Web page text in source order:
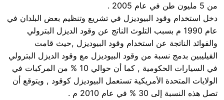
من 5 مليون طن في عام 2005 .
دخل استخدام وقود البيوديزل في تشريع وتنظيم بعض البلدان في
عام 1990 م بسبب التلوث الناتج عن وقود الديزل البترولي
والفوائد الناتجة عن استخدام وقود البيوديزل ,حيث قامت
الفيليبين بدمج نسبة من وقود البيوديزل مع وقود الديزل البترولي
في السيارات الحكومية , كما أن حوالي 10 % من المركبات في
الولايات المتحدة الأمريكية تستعمل البيوديزل كوقود , ويتوقع أن
تصل هذه النسبة إلى 30 % في عام 2010 م .